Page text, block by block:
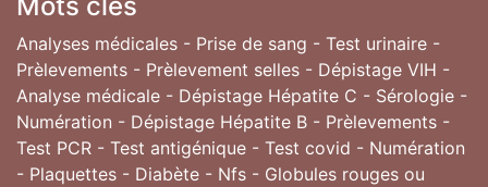
Analyses médicales - Prise de sang - Test urinaire -
Prèlevements - Prèlevement selles - Dépistage VIH -
Analyse médicale - Dépistage Hépatite C - Sérologie -
Numération - Dépistage Hépatite B - Prèlevements -
Test PCR - Test antigénique - Test covid - Numération
- Plaquettes - Diabète - Nfs - Globules rouges ou